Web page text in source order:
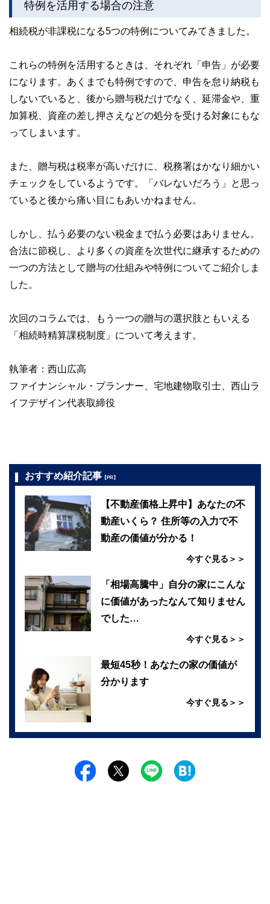
特例を活用する場合の注意
相続税が非課税になる5つの特例についてみてきました。
これらの特例を活用するときは、それぞれ「申告」が必要
になります。あくまでも特例ですので、申告を怠り納税も
しないでいると、後から贈与税だけでなく、延滞金や、重
加算税、資産の差し押さえなどの処分を受ける対象にもな
ってしまいます。
また、贈与税は税率が高いだけに、税務署はかなり細かい
チェックをしているようです。「バレないだろう」と思っ
ていると後から痛い目にもあいかねません。
しかし、払う必要のない税金まで払う必要はありません。
合法に節税し、より多くの資産を次世代に継承するための
一つの方法として贈与の仕組みや特例についてご紹介しま
した。
次回のコラムでは、もう一つの贈与の選択肢ともいえる
「相続時精算課税制度」について考えます。
執筆者：西山広高
ファイナンシャル・プランナー、宅地建物取引士、西山ラ
イフデザイン代表取締役
おすすめ紹介記事 【PR】
【不動産価格上昇中】あなたの不
動産いくら？ 住所等の入力で不
動産の価値が分かる！
今すぐ見る＞＞
「相場高騰中」自分の家にこんな
に価値があったなんて知りません
でした…
今すぐ見る＞＞
最短45秒！あなたの家の価値が
分かります
今すぐ見る＞＞